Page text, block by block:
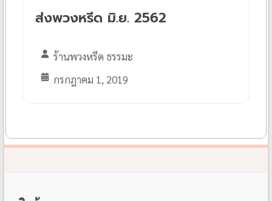
ส่งพวงหรีด มิ.ย. 2562
ร้านพวงหรีด ธรรมะ
กรกฎาคม 1, 2019